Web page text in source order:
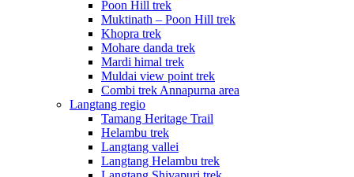
Poon Hill trek
Muktinath – Poon Hill trek
Khopra trek
Mohare danda trek
Mardi himal trek
Muldai view point trek
Combi trek Annapurna area
Langtang regio
Tamang Heritage Trail
Helambu trek
Langtang vallei
Langtang Helambu trek